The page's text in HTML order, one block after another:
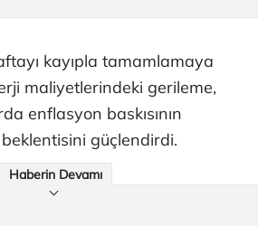
kayıpla tamamlamaya
maliyetlerindeki gerileme,
enflasyon baskısının
güçlendirdi.
Haberin Devamı